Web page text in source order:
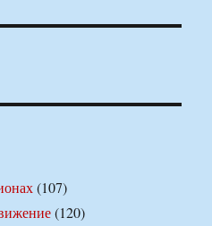
(107)
(120)